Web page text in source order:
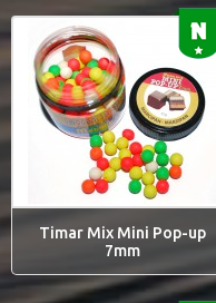
Timar Mix Mini Pop-up
7mm